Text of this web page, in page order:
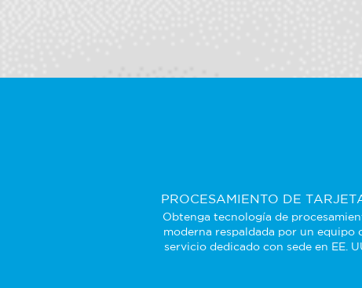
PROCESAMIENTO DE
Obtenga tecnología de
moderna respaldada por un equipo
servicio dedicado con sede en EE.